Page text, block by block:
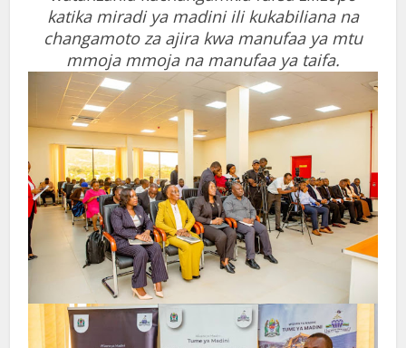
katika miradi ya madini ili kukabiliana na
changamoto za ajira kwa manufaa ya mtu
mmoja mmoja na manufaa ya taifa.